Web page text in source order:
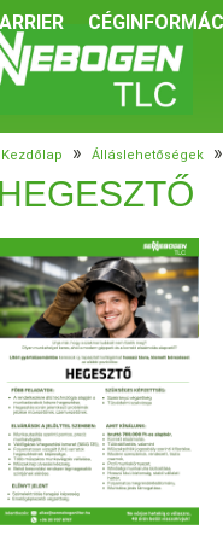
Kezdőlap » Álláslehetőségek »
HEGESZTŐ